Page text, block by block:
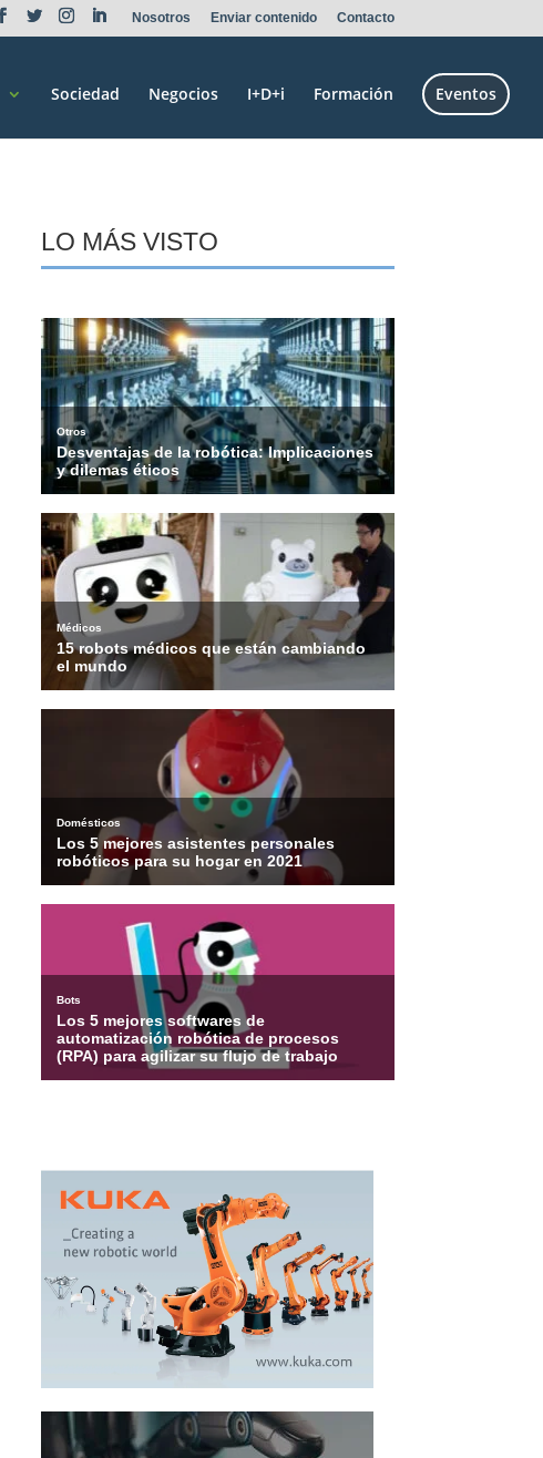
Nosotros Enviar contenido Contacto
Sociedad Negocios I+D+i Formación Eventos
LO MÁS VISTO